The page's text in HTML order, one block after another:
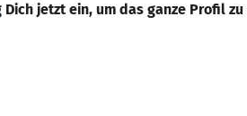
Dich jetzt ein, um das ganze Profil zu